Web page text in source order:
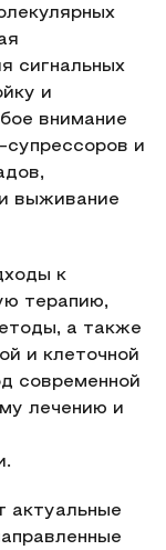
сигнальных
и
внимание
супрессоров и
выживание
к
терапию,
а также
и клеточной
современной
лечению и
актуальные